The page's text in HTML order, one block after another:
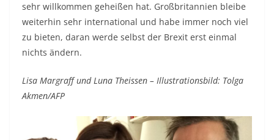
sehr willkommen geheißen hat. Großbritannien bleibe
weiterhin sehr international und habe immer noch viel
zu bieten, daran werde selbst der Brexit erst einmal
nichts ändern.
Lisa Margraff und Luna Theissen – Illustrationsbild: Tolga
Akmen/AFP